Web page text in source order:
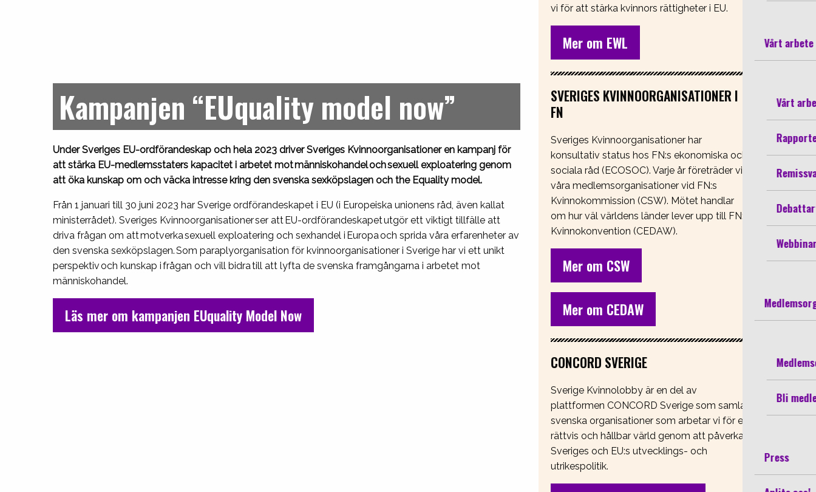
Vårt arbete
Vårt
Bli
Press
Kampanjen “EUquality model now”
Under Sveriges EU-ordförandeskap och hela 2023 driver Sveriges Kvinnoorganisationer en kampanj för
att stärka EU-medlemsstaters kapacitet i arbetet mot människohandel och sexuell exploatering genom
att öka kunskap om och väcka intresse kring den svenska sexköpslagen och the Equality model.
Från 1 januari till 30 juni 2023 har Sverige ordförandeskapet i EU (i Europeiska unionens råd, även kallat
ministerrådet). Sveriges Kvinnoorganisationer ser att EU-ordförandeskapet utgör ett viktigt tillfälle att
driva frågan om att motverka sexuell exploatering och sexhandel i Europa och sprida våra erfarenheter av
den svenska sexköpslagen. Som paraplyorganisation för kvinnoorganisationer i Sverige har vi ett unikt
perspektiv och kunskap i frågan och vill bidra till att lyfta de svenska framgångarna i arbetet mot
människohandel.
Läs mer om kampanjen EUquality Model Now
vi för att stärka kvinnors rättigheter i EU.
Mer om EWL
SVERIGES KVINNOORGANISATIONER I
FN
Sveriges Kvinnoorganisationer har
konsultativ status hos FN:s ekonomiska och
sociala råd (ECOSOC). Varje år företräder vi
våra medlemsorganisationer vid FN:s
Kvinnokommission (CSW). Mötet handlar
om hur väl världens länder lever upp till FN:s
Kvinnokonvention (CEDAW).
Mer om CSW
Mer om CEDAW
CONCORD SVERIGE
Sverige Kvinnolobby är en del av
plattformen CONCORD Sverige som samlar
svenska organisationer som arbetar vi för en
rättvis och hållbar värld genom att påverka
Sveriges och EU:s utvecklings- och
utrikespolitik.